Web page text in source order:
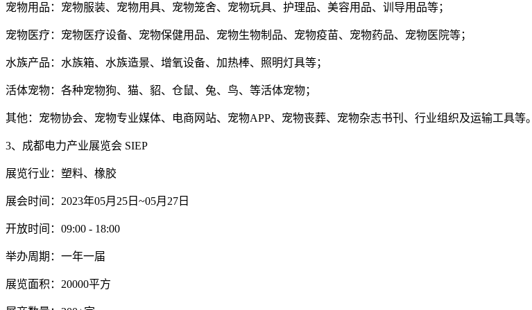
宠物用品：宠物服装、宠物用具、宠物笼舍、宠物玩具、护理品、美容用品、训导用品等；
宠物医疗：宠物医疗设备、宠物保健用品、宠物生物制品、宠物疫苗、宠物药品、宠物医院等；
水族产品：水族箱、水族造景、增氧设备、加热棒、照明灯具等；
活体宠物：各种宠物狗、猫、貂、仓鼠、兔、鸟、等活体宠物；
其他：宠物协会、宠物专业媒体、电商网站、宠物APP、宠物丧葬、宠物杂志书刊、行业组织及运输工具等。
3、成都电力产业展览会 SIEP
展览行业：塑料、橡胶
展会时间：2023年05月25日~05月27日
开放时间：09:00 - 18:00
举办周期：一年一届
展览面积：20000平方